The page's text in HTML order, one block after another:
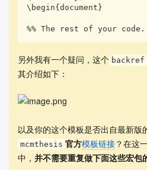
rst page (summary page)
font. Submit your paper as
c file (e.g. 1111111.pdf),
    Do not include the name of your school, advis
    Be sure to change the control number and prob
lem choice above.
    You may delete these instructions as you begi
n to type your report here.
\begin{document}
%% The rest of your
另外我有一个疑问，这个 backref
其介绍如下：
以及你的这个模板是否出自最新版
mcmthesis 官方模板链接 ？在这
中， 并不需要重复做下面这些宏包